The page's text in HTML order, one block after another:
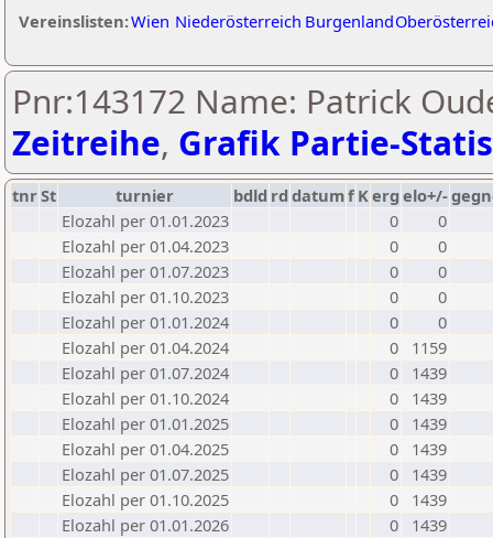
Vereinslisten:Wien Niederösterreich Burgenland
Pnr:143172 Name: Patrick
Zeitreihe, Grafik Partie-
tnrSt turnier bdld rd datumf Kerg elo+/-
Elozahl per 01.01.2023
0
0
Elozahl per 01.04.2023
0
0
Elozahl per 01.07.2023
0
0
Elozahl per 01.10.2023
0
0
Elozahl per 01.01.2024
0
0
Elozahl per 01.04.2024
0
1159
Elozahl per 01.07.2024
0
1439
Elozahl per 01.10.2024
0
1439
Elozahl per 01.01.2025
0
1439
Elozahl per 01.04.2025
0
1439
Elozahl per 01.07.2025
0
1439
Elozahl per 01.10.2025
0
1439
Elozahl per 01.01.2026
0
1439